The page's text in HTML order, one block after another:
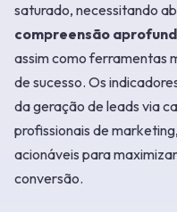
saturado, necessitando
compreensão
assim como ferramentas
de sucesso. Os
da geração de leads via
profissionais de
acionáveis para
conversão.